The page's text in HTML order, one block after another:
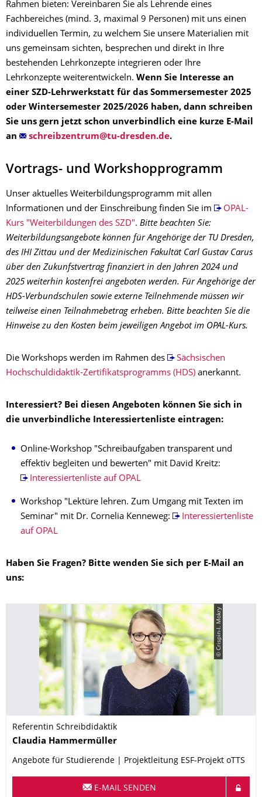
Rahmen bieten: Vereinbaren Sie als Lehrende eines
Fachbereiches (mind. 3, maximal 9 Personen) mit uns einen
individuellen Termin, zu welchem Sie unsere Materialien mit
uns gemeinsam sichten, besprechen und direkt in Ihre
bestehenden Lehrkonzepte integrieren oder Ihre
Lehrkonzepte weiterentwickeln. Wenn Sie Interesse an
einer SZD-Lehrwerkstatt für das Sommersemester 2025
oder Wintersemester 2025/2026 haben, dann schreiben
Sie uns gern jetzt schon unverbindlich eine kurze E-Mail
an
.
Vortrags- und Workshopprogramm
Unser aktuelles Weiterbildungsprogramm mit allen
Informationen und der Einschreibung finden Sie im
OPAL-
Kurs "Weiterbildungen des SZD". Bitte beachten Sie:
Weiterbildungsangebote können für Angehörige der TU Dresden,
des IHI Zittau und der Medizinischen Fakultät Carl Gustav Carus
über den Zukunfstvertrag finanziert in den Jahren 2024 und
2025 weiterhin kostenfrei angeboten werden. Für Angehörige der
HDS-Verbundschulen sowie externe Teilnehmende müssen wir
teilweise einen Teilnahmebetrag erheben. Bitte beachten Sie die
Hinweise zu den Kosten beim jeweiligen Angebot im OPAL-Kurs.
Die Workshops werden im Rahmen des
Sächsischen
Hochschuldidaktik-Zertifikatsprogramms (HDS) anerkannt.
Interessiert? Bei diesen Angeboten können Sie sich in
die unverbindliche Interessiertenliste eintragen:
Online-Workshop "Schreibaufgaben transparent und
effektiv begleiten und bewerten" mit David Kreitz:
Interessiertenliste auf OPAL
Workshop "Lektüre lehren. Zum Umgang mit Texten im
Seminar" mit Dr. Cornelia Kenneweg:
Interessiertenliste
auf OPAL
Haben Sie Fragen? Bitte wenden Sie sich per E-Mail an
uns:
© Crispin-I. Mokry
Referentin Schreibdidaktik
Name
Claudia Hammermüller
Angebote für Studierende | Projektleitung ESF-Projekt oTTS
E-MAIL SENDEN